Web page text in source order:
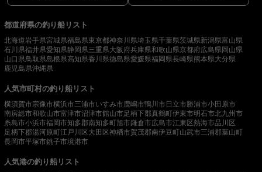
都道府県の釣り船リスト
北海道岩手県宮城県福島県東京都神奈川県埼玉県千葉県茨城県新潟県富山県
石川県福井県愛知県静岡県三重県大阪府兵庫県和歌山県京都府広島県岡山県
山口県鳥取県島根県高知県香川県徳島県愛媛県福岡県長崎県熊本県大分県
鹿児島県沖縄県
人気市町村の釣り船リスト
横須賀市宗像市横浜市三浦市いすみ市鹿嶋市鴨川市日立市勝浦市小田原市
南房総市和歌山市富津市沼津市館山市足柄下郡真鶴町伊東市明石市北九州市
糸島市小浜市福岡市知多郡南知多町旭市鎌倉市広島市江東区熱海市品川区
足柄下郡湯河原町江戸川区大田区神栖市賀茂郡南伊豆町山武市三浦郡葉山町
長岡市平塚市銚子市境港市
人気港の釣り船リスト